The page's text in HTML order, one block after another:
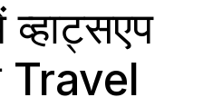
Travel